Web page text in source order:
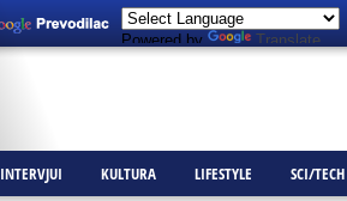
Powered by Translate
INTERVJUI KULTURA LIFESTYLE SCI/TECH